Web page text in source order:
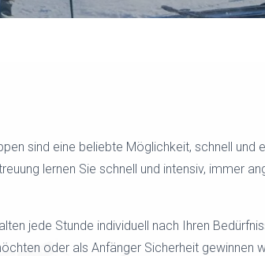
sind eine beliebte Möglichkeit, schnell
lernen Sie schnell und intensiv, immer
jede Stunde individuell nach Ihren
oder als Anfänger Sicherheit gewinnen